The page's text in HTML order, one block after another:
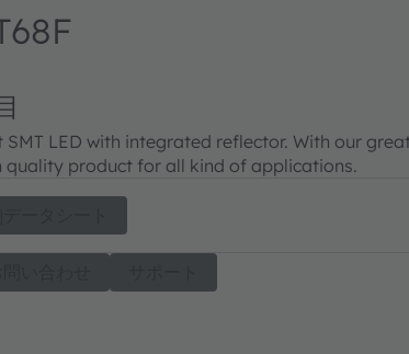
SMT LED with integrated reflector. With our
quality product for all kind of applications.